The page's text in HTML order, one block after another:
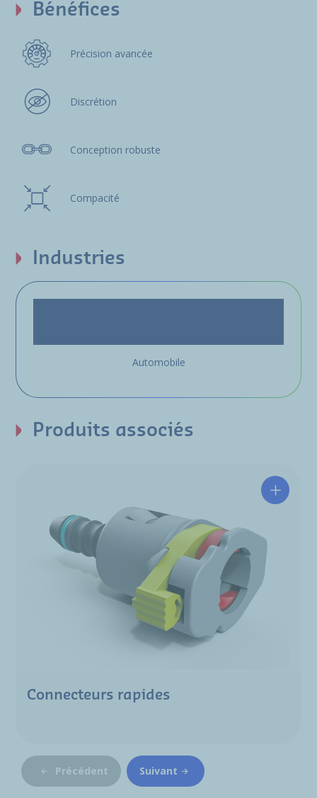
Bénéfices
Précision avancée
Discrétion
Conception robuste
Compacité
Industries
Automobile
Produits associés
Connecteurs rapides
Précédent Suivant